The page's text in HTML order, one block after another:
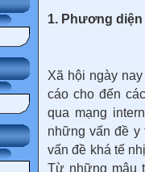
1. Phương
Xã hội ngày
cáo cho đến
qua mạng
những vấn đề y
vấn đề khá tế
Từ những mâu